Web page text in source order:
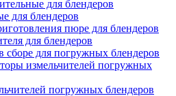
для блендеров
для блендеров
пюре для блендеров
для блендеров
сборе для погружных блендеров
измельчителей погружных
погружных блендеров